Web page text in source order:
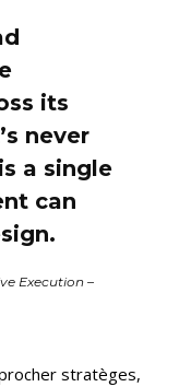
its
never
a single
can
Execution –
stratèges,